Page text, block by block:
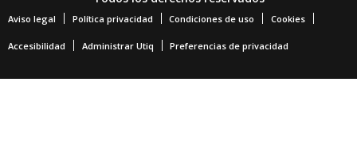
Aviso legal Política privacidad Condiciones de uso Cookies
Accesibilidad Administrar Utiq Preferencias de privacidad